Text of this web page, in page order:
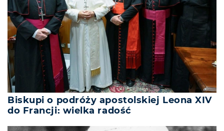
Biskupi o podróży apostolskiej Leona XIV
do Francji: wielka radość